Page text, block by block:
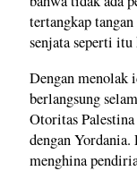
tertangkap
senjata seperti
Dengan menolak
berlangsung
Otoritas
dengan
menghina